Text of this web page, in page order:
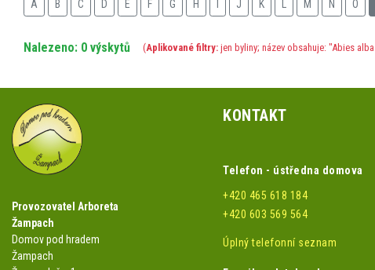
A B C D E F G H J K M N O
Nalezeno: 0 výskytů (Aplikované filtry: jen byliny; název obsahuje: "Abies
Provozovatel Arboreta
Žampach
Domov pod hradem
Žampach
KONTAKT
Telefon - ústředna domova
+420 465 618 184
+420 603 569 564
Úplný telefonní seznam